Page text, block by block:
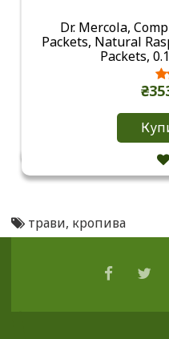
Dr. Mercola,
Packets, Natural
Packets,
трави, кропива